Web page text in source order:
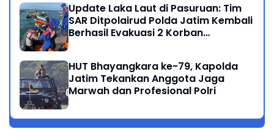
Update Laka Laut di Pasuruan: Tim
SAR Ditpolairud Polda Jatim Kembali
Berhasil Evakuasi 2 Korban
HUT Bhayangkara ke-79, Kapolda
Jatim Tekankan Anggota Jaga
Marwah dan Profesional Polri